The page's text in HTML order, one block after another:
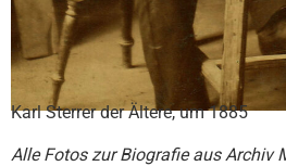
Karl Sterrer der Ältere, um 1885
Alle Fotos zur Biografie aus Archiv